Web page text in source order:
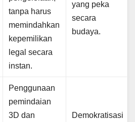
tanpa harus
memindahkan
kepemilikan
legal secara
instan.
yang peka
secara
budaya.
Penggunaan
pemindaian
3D dan
Demokratisasi